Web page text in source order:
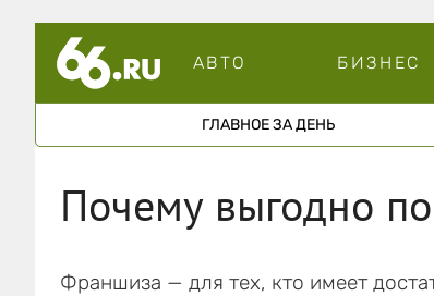
АВТО БИЗНЕС
ГЛАВНОЕ ЗА ДЕНЬ
Почему выгодно
Франшиза — для тех, кто имеет